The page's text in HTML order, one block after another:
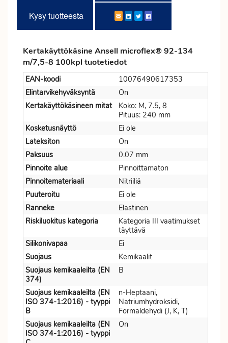
Kysy tuotteesta
Kertakäyttökäsine Ansell microflex® 92-134
m/7,5-8 100kpl tuotetiedot
EAN-koodi
10076490617353
Elintarvikehyväksyntä
On
Kertakäyttökäsineen mitat
Koko: M, 7.5, 8
Pituus: 240 mm
Kosketusnäyttö
Ei ole
Lateksiton
On
Paksuus
0.07 mm
Pinnoite alue
Pinnoittamaton
Pinnoitemateriaali
Nitriiliä
Puuteroitu
Ei ole
Ranneke
Elastinen
Riskiluokitus kategoria
Kategoria III vaatimukset
täyttävä
Silikonivapaa
Ei
Suojaus
Kemikaalit
Suojaus kemikaaleilta (EN
374)
B
Suojaus kemikaaleilta (EN
ISO 374-1:2016) - tyyppi
B
n-Heptaani,
Natriumhydroksidi,
Formaldehydi (J, K, T)
Suojaus kemikaaleilta (EN
ISO 374-1:2016) - tyyppi
On